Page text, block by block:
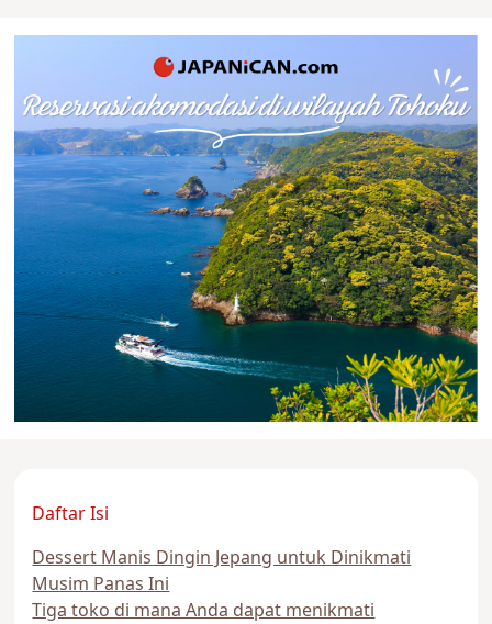
Daftar Isi
Dessert Manis Dingin Jepang untuk Dinikmati
Musim Panas Ini
Tiga toko di mana Anda dapat menikmati